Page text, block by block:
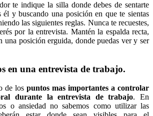
te indique la silla donde debes de sentarte
él y buscando una posición en que te sientas
las siguientes reglas. Nunca te recuestes,
por la entrevista. Mantén la espalda recta,
una posición erguida, donde puedas ver y ser
en una entrevista de trabajo.
de los puntos mas importantes a controlar
durante la entrevista de trabajo. En
o ansiedad no sabemos como utilizar las